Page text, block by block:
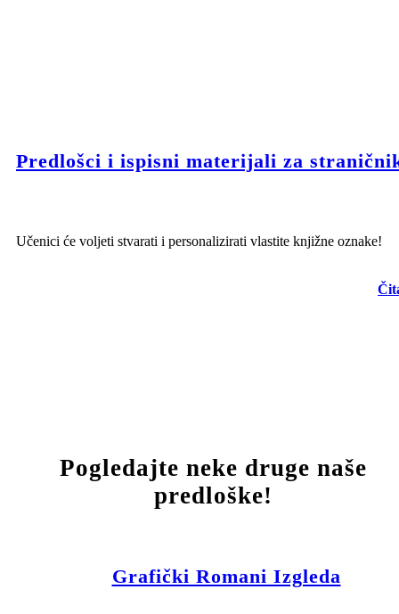
Predlošci i ispisni materijali za
Učenici će voljeti stvarati i personalizirati vlastite knjižne oznake!
Pogledajte neke druge naše
predloške!
Grafički Romani Izgleda